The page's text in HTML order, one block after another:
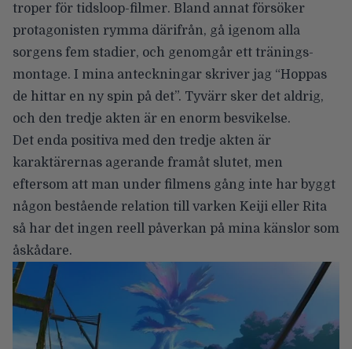
troper för tidsloop-filmer. Bland annat försöker
protagonisten rymma därifrån, gå igenom alla
sorgens fem stadier, och genomgår ett tränings-
montage. I mina anteckningar skriver jag “Hoppas
de hittar en ny spin på det”. Tyvärr sker det aldrig,
och den tredje akten är en enorm besvikelse.
Det enda positiva med den tredje akten är
karaktärernas agerande framåt slutet, men
eftersom att man under filmens gång inte har byggt
någon bestående relation till varken Keiji eller Rita
så har det ingen reell påverkan på mina känslor som
åskådare.